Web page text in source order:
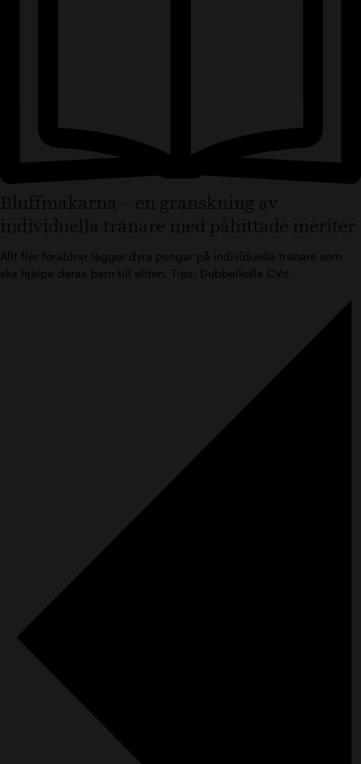
Bluffmakarna – en granskning av
individuella tränare med påhittade meriter
Allt fler föräldrar lägger dyra pengar på individuella tränare som
ska hjälpa deras barn till eliten. Tips: Dubbelkolla CV:t.